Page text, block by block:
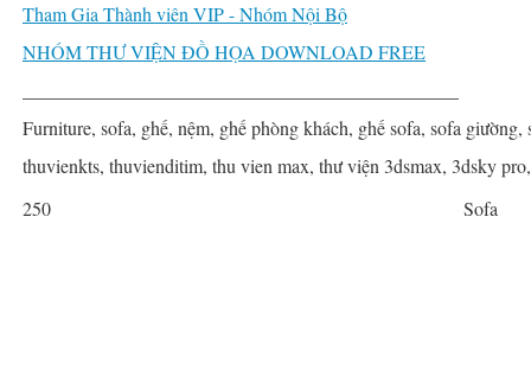
Tham Gia Thành viên VIP - Nhóm Nội Bộ
NHÓM THƯ VIỆN ĐỒ HỌA DOWNLOAD FREE
Furniture, sofa, ghế, nệm, ghế phòng khách, ghế sofa, sofa giường,
thuvienkts, thuvienditim, thu vien max, thư viện 3dsmax, 3dsky
250
Sofa